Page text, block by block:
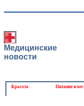
Медицинские
новости
Красота Питание и вес